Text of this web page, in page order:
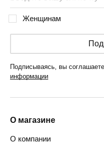
Женщинам
Подписываясь, вы
информации
О магазине
О компании